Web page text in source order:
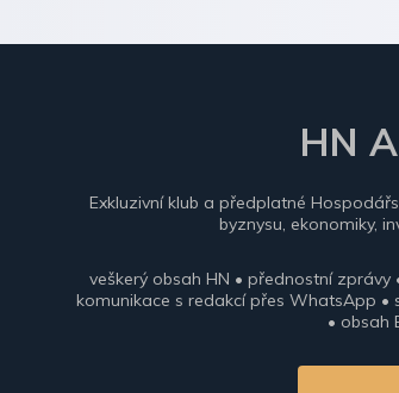
HN
Exkluzivní klub a předplatné
byznysu, ekonomiky,
veškerý obsah HN • přednostní
komunikace s redakcí přes WhatsApp •
• obsah